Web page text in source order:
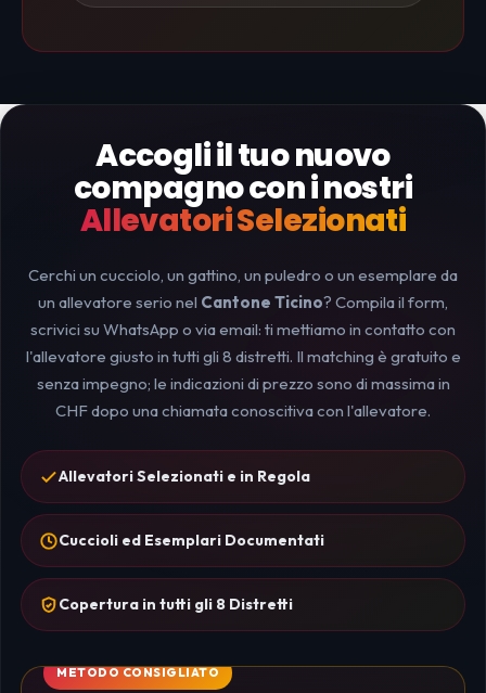
Accogli il tuo nuovo
compagno con i nostri
Allevatori Selezionati
Cerchi un cucciolo, un gattino, un puledro o un esemplare da
un allevatore serio nel Cantone Ticino? Compila il form,
scrivici su WhatsApp o via email: ti mettiamo in contatto con
l'allevatore giusto in tutti gli 8 distretti. Il matching è gratuito e
senza impegno; le indicazioni di prezzo sono di massima in
CHF dopo una chiamata conoscitiva con l'allevatore.
Allevatori Selezionati e in Regola
Cuccioli ed Esemplari Documentati
Copertura in tutti gli 8 Distretti